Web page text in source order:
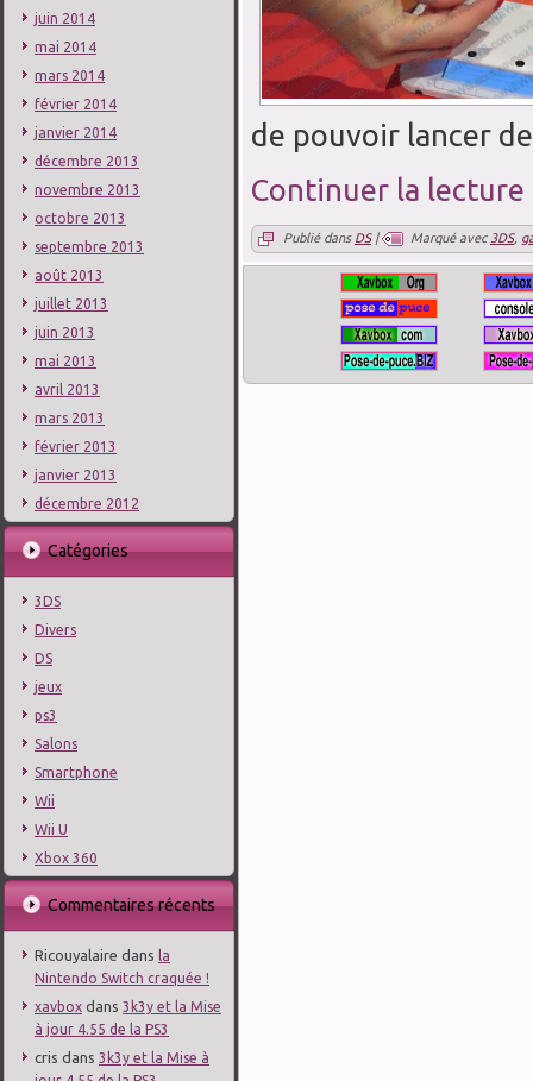
juin 2014
mai 2014
mars 2014
février 2014
janvier 2014
décembre 2013
novembre 2013
octobre 2013
septembre 2013
août 2013
juillet 2013
juin 2013
mai 2013
avril 2013
mars 2013
février 2013
janvier 2013
décembre 2012
Catégories
3DS
Divers
DS
jeux
ps3
Salons
Smartphone
Wii
Wii U
Xbox 360
Commentaires récents
Ricouyalaire dans la
Nintendo Switch craquée !
xavbox dans 3k3y et la Mise
à jour 4.55 de la PS3
cris dans 3k3y et la Mise à
de pouvoir lancer
Continuer la lecture
Publié dans DS| Marqué avec 3DS,